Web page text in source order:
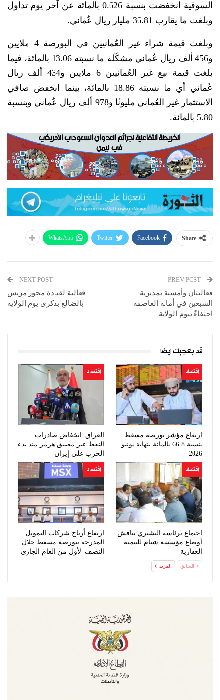
السوقية انخفضت بنسبة 0.626 بالمائة عن آخر يوم تداول
وبلغت ما يقارب 36.81 مليار ريال عُماني.
وبلغت قيمة شراء غير العُمانيين في البورصة 4 ملايين
و456 ألف ريال عُماني مشكّلة ما نسبته 13.06 بالمائة، فيما
بلغت قيمة بيع غير العُمانيين 6 ملايين و434 ألف ريال
عُماني أي ما نسبته 18.86 بالمائة، بينما انخفض صافي
الاستثمار غير العُماني مليونًا و978 ألف ريال عُماني وبنسبة
5.80 بالمائة.
Share
Facebook
Twitter
WhatsApp
فعاليتان وأمسية بمديرية
السبعين في أمانة العاصمة
احتفاءً بيوم الولاية
NEXT POST
فعالية لقيادة محور مريس
بالضالع بذكرى يوم الولاية
قد يعجبك ايضا
اقتصاد
ارتفاع مؤشر بورصة مسقط
بنسبة 66.8 بالمائة بنهاية يونيو
2026
اقتصاد
العراق: انخفاض صادرات
النفط عبر مضيق هرمز منذ بدء
الحرب على إيران
اقتصاد
اجتماع برئاسة البشيري يناقش
أوضاع مؤسسة شبام للتنمية
العقارية
اقتصاد
ارتفاع أرباح شركات التمويل
المدرجة ببورصة مسقط خلال
النصف الأول من العام الجاري
السابق المزيد